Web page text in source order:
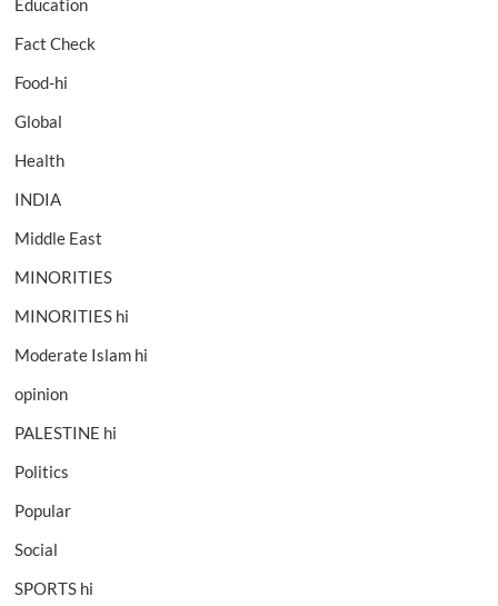
Education
Fact Check
Food-hi
Global
Health
INDIA
Middle East
MINORITIES
MINORITIES hi
Moderate Islam hi
opinion
PALESTINE hi
Politics
Popular
Social
SPORTS hi